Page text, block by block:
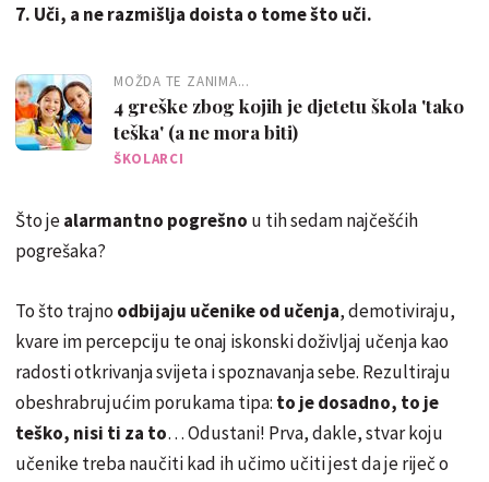
7. Uči, a ne razmišlja doista o tome što uči.
MOŽDA TE ZANIMA...
4 greške zbog kojih je djetetu škola 'tako
teška' (a ne mora biti)
ŠKOLARCI
Što jealarmantno pogrešno u tih sedam najčešćih
pogrešaka?
To što trajno odbijaju učenike od učenja, demotiviraju,
kvare im percepciju te onaj iskonski doživljaj učenja kao
radosti otkrivanja svijeta i spoznavanja sebe. Rezultiraju
obeshrabrujućim porukama tipa: to je dosadno, to je
teško, nisi ti za to… Odustani! Prva, dakle, stvar koju
učenike treba naučiti kad ih učimo učiti jest da je riječ o